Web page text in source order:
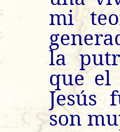
mi
la
que el
Jesús
son